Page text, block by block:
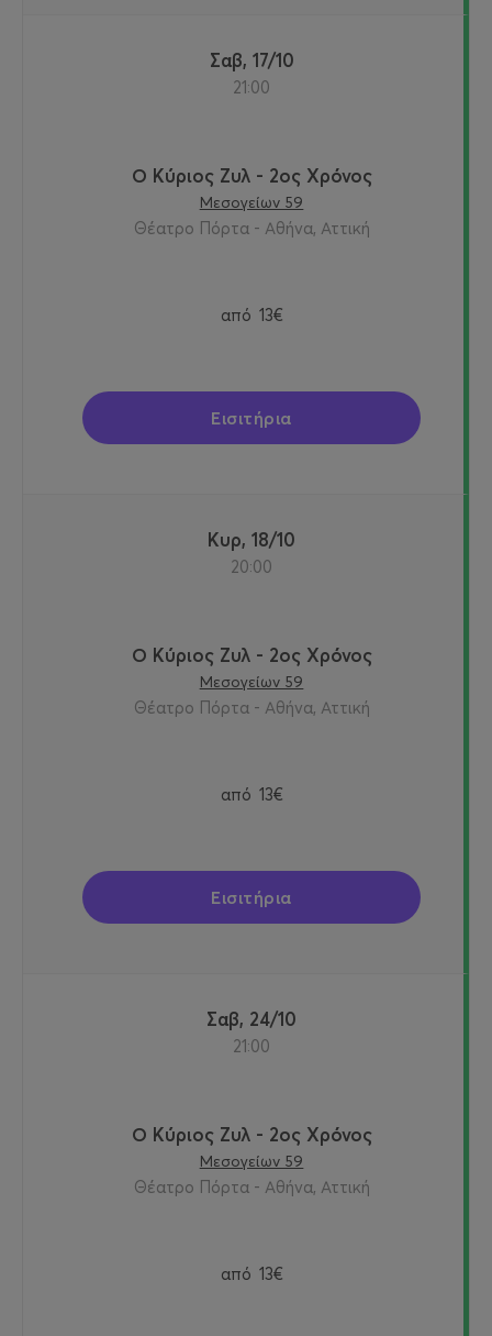
Σαβ, 17/10
21:00
Ο Κύριος Ζυλ - 2ος Χρόνος
Μεσογείων 59
Θέατρο Πόρτα - Αθήνα, Αττική
από 13€
Εισιτήρια
Κυρ, 18/10
20:00
Ο Κύριος Ζυλ - 2ος Χρόνος
Μεσογείων 59
Θέατρο Πόρτα - Αθήνα, Αττική
από 13€
Εισιτήρια
Σαβ, 24/10
21:00
Ο Κύριος Ζυλ - 2ος Χρόνος
Μεσογείων 59
Θέατρο Πόρτα - Αθήνα, Αττική
από 13€